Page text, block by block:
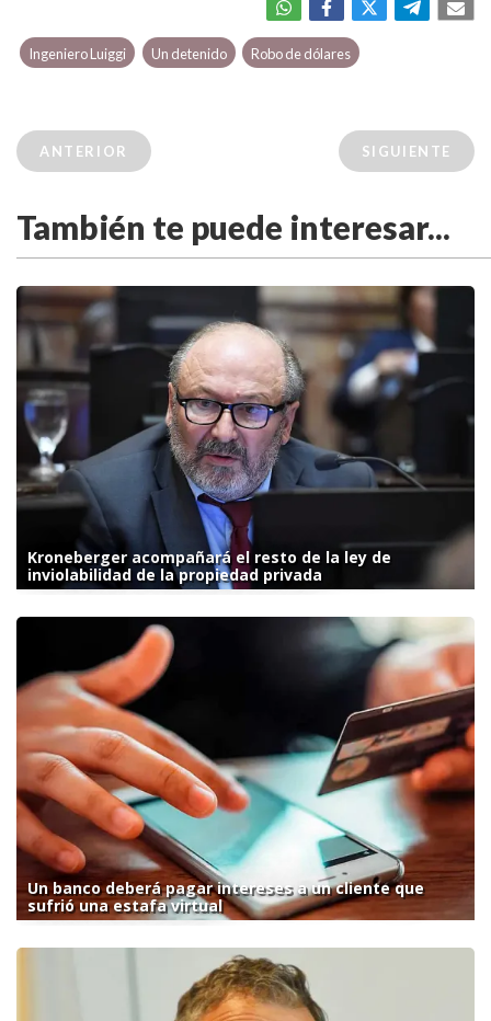
Ingeniero Luiggi Un detenido Robo de dólares
ANTERIOR SIGUIENTE
También te puede interesar...
Kroneberger acompañará el resto de la ley de
inviolabilidad de la propiedad privada
Un banco deberá pagar intereses a un cliente que
sufrió una estafa virtual